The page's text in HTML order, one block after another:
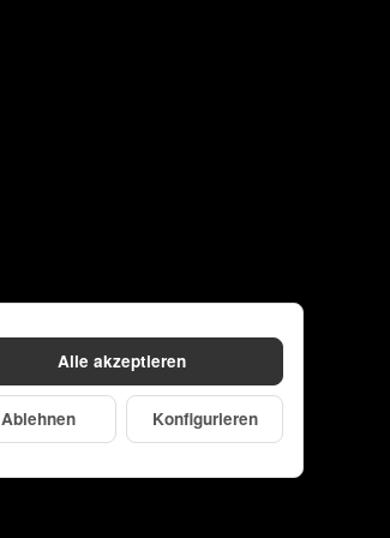
Alle akzeptieren
Ablehnen Konfigurieren